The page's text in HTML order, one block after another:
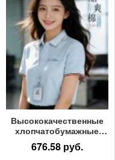
Высококачественные
хлопчатобумажные
комбинезоны из
ледяного шелка,
676.58 руб.